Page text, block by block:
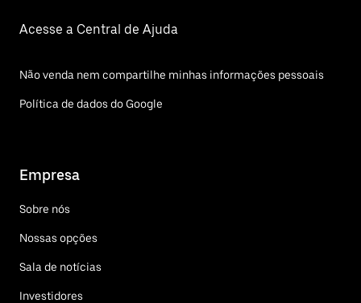
Acesse a Central de Ajuda
Não venda nem compartilhe minhas informações pessoais
Política de dados do Google
Empresa
Sobre nós
Nossas opções
Sala de notícias
Investidores